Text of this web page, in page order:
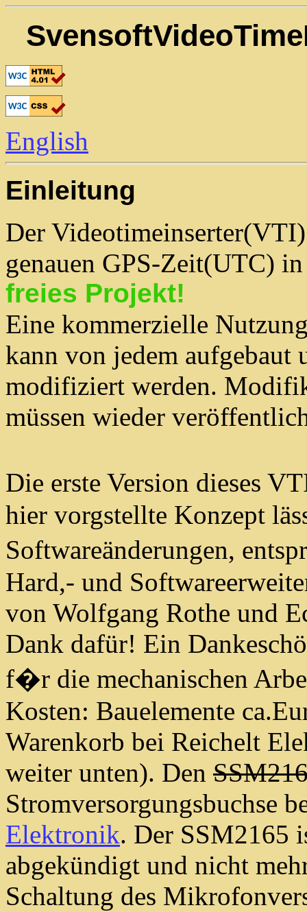
English
Einleitung
Der
genauen GPS-Zeit(UTC)
freies Projekt!
Eine kommerzielle
kann von jedem aufgebaut
modifiziert werden.
müssen wieder
Die erste Version dieses
hier vorgstellte Konzept
Softwareänderungen,
Hard,- und
von Wolfgang Rothe und
Dank dafür! Ein
f�r die mechanischen
Kosten: Bauelemente
Warenkorb bei Reichelt
weiter unten). Den
Stromversorgungsbuchse
Elektronik. Der SSM2165
abgekündigt und nicht
Schaltung des